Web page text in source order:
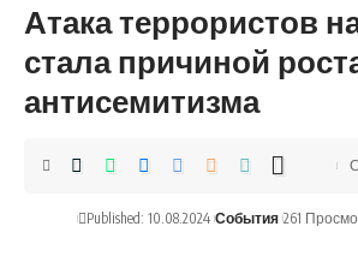
Атака террористов
стала причиной
антисемитизма
Published: 10.08.2024 События 261